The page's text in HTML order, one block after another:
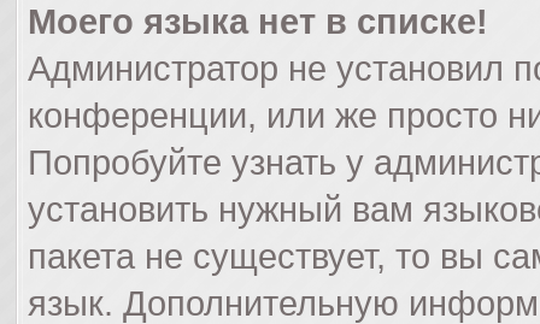
Моего языка нет в списке!
Администратор не установил
конференции, или же просто
Попробуйте узнать у
установить нужный вам
пакета не существует, то вы
язык. Дополнительную